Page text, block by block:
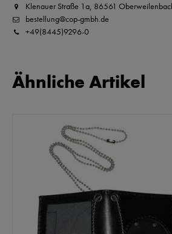
Klenauer Straße 1a, 86561
bestellung@cop-gmbh.de
+49(8445)9296-0
Ähnliche Artikel